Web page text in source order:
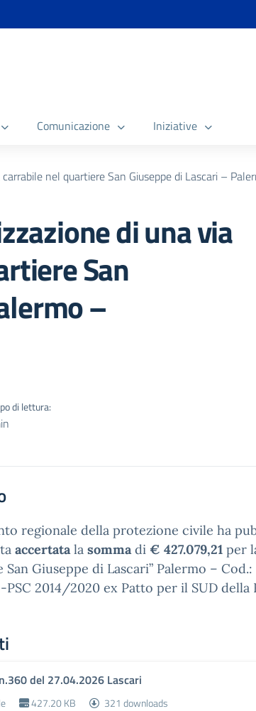
Comunicazione Iniziative
nel quartiere San Giuseppe di Lascari –
di una via
San
–
di lettura:
regionale della protezione civile ha
accertatala sommadi € 427.079,21 per
Giuseppe di Lascari” Palermo – Cod.:
PSC 2014/2020 ex Patto per il SUD della
del 27.04.2026 Lascari
427.20 KB 321 downloads